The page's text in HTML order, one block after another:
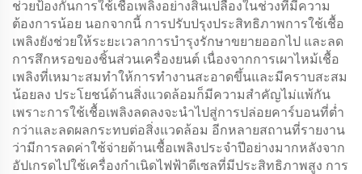
ช่วยป้องกันการใช้เชื้อเพลิงอย่างสิ้นเปลืองในช่วงที่มีความ
ต้องการน้อย นอกจากนี้ การปรับปรุงประสิทธิภาพการใช้เชื้อ
เพลิงยังช่วยให้ระยะเวลาการบำรุงรักษาขยายออกไป และลด
การสึกหรอของชิ้นส่วนเครื่องยนต์ เนื่องจากการเผาไหม้เชื้อ
เพลิงที่เหมาะสมทำให้การทำงานสะอาดขึ้นและมีคราบสะสม
น้อยลง ประโยชน์ด้านสิ่งแวดล้อมก็มีความสำคัญไม่แพ้กัน
เพราะการใช้เชื้อเพลิงลดลงจะนำไปสู่การปล่อยคาร์บอนที่ต่ำ
กว่าและลดผลกระทบต่อสิ่งแวดล้อม อีกหลายสถานที่รายงาน
ว่ามีการลดค่าใช้จ่ายด้านเชื้อเพลิงประจำปีอย่างมากหลังจาก
อัปเกรดไปใช้เครื่องกำเนิดไฟฟ้าดีเซลที่มีประสิทธิภาพสูง การ